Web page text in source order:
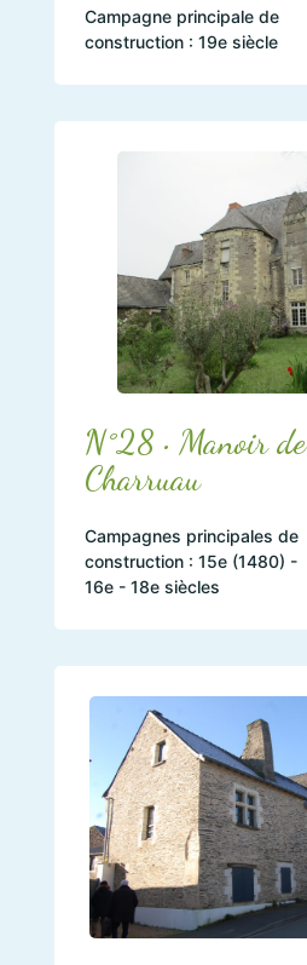
Campagne principale de
construction : 19e siècle
N°28 • Manoir de
Charruau
Campagnes principales de
construction : 15e (1480) -
16e - 18e siècles